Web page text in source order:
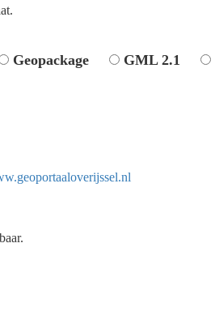
Geopackage GML 2.1